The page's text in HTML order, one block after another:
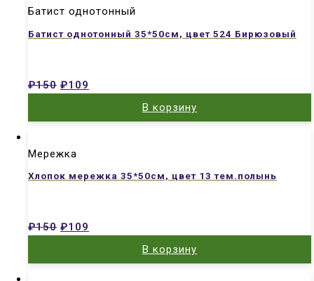
Батист однотонный
Батист однотонный 35*50см, цвет 524 Бирюзовый
₽150 ₽109
В корзину
Мережка
Хлопок мережка 35*50см, цвет 13 тем.полынь
₽150 ₽109
В корзину